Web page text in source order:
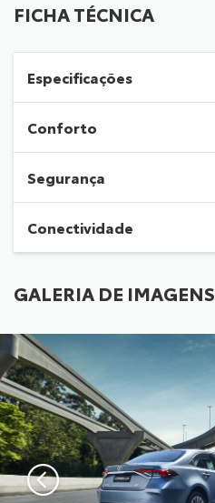
FICHA TÉCNICA
Especificações
Conforto
Segurança
Conectividade
GALERIA DE IMAGENS